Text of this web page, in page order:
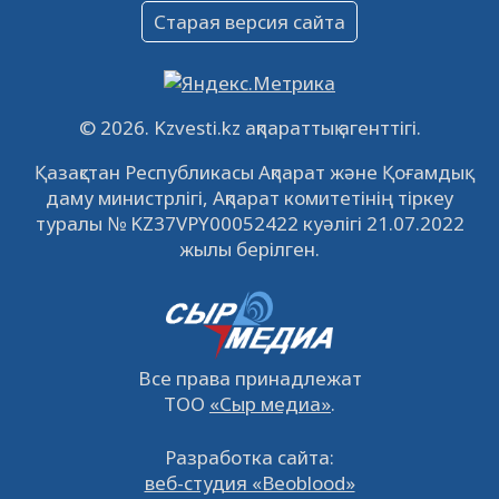
Объявление
09.12.2022
Свободные рабочие места
встречу с инвесторами в Кызылорде 22
ноября
21.11.2022 14952 0
© 2026. Kzvesti.kz ақпараттық агенттігі.
Қазақстан Республикасы Ақпарат және Қоғамдық
даму министрлігі, Ақпарат комитетінің тіркеу
туралы № KZ37VPY00052422 куәлігі 21.07.2022
жылы берілген.
Все права принадлежат
ТОО «Сыр медиа».
Старая версия сайта
Разработка сайта:
веб-студия «Beoblood»